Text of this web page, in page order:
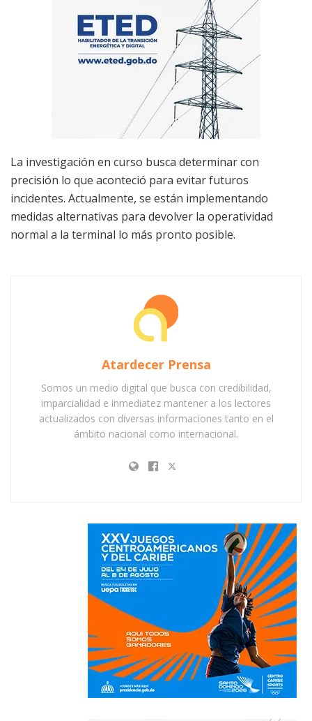
La investigación en curso busca determinar con
precisión lo que aconteció para evitar futuros
incidentes. Actualmente, se están implementando
medidas alternativas para devolver la operatividad
normal a la terminal lo más pronto posible.
Atardecer Prensa
Somos un medio digital que busca con credibilidad,
imparcialidad e inmediatez mantener a los lectores
actualizados con diversas informaciones tanto en el
ámbito nacional como internacional.